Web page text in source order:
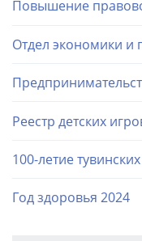
Повышение
Отдел экономики и
Реестр детских
100-летие
Год здоровья 2024